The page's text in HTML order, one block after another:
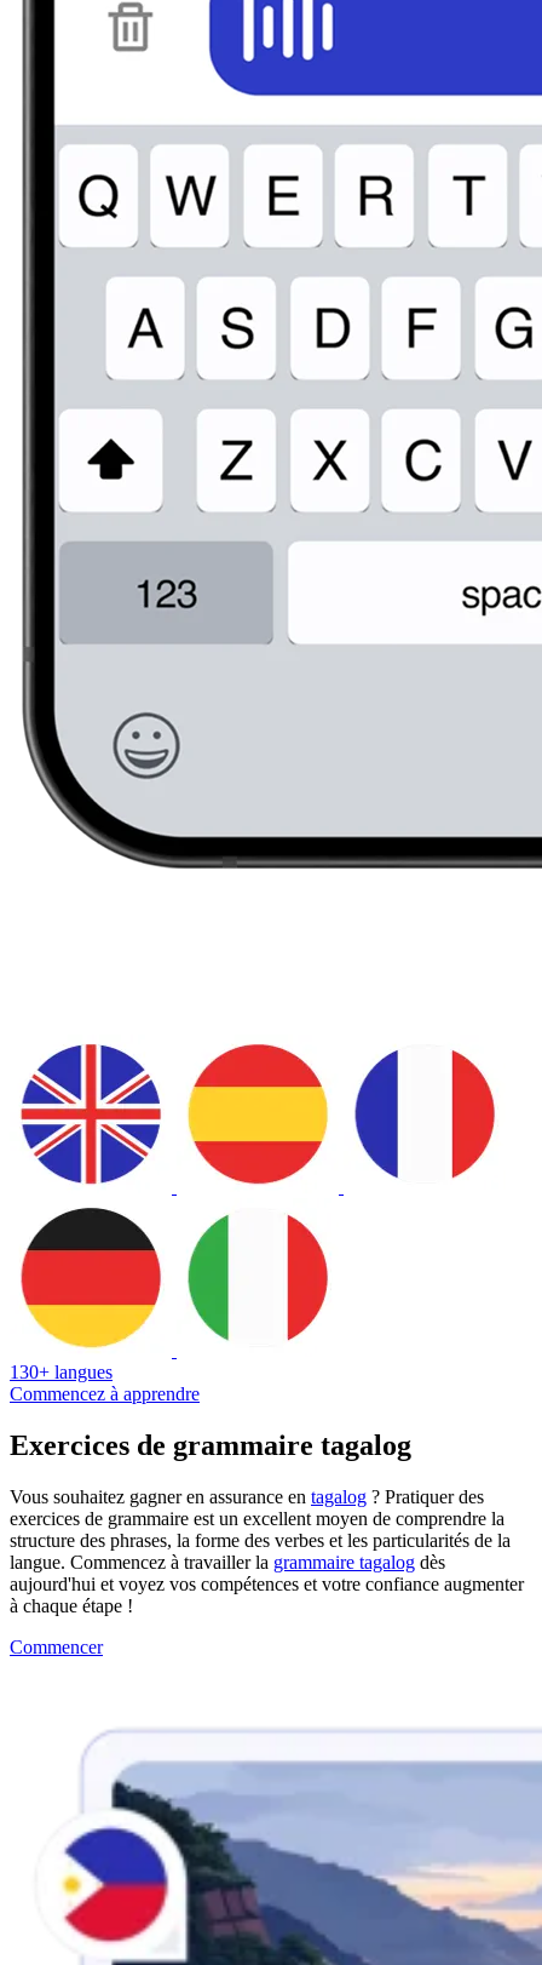
130+ langues
Commencez à apprendre
Exercices de grammaire tagalog
Vous souhaitez gagner en assurance en tagalog ? Pratiquer des
exercices de grammaire est un excellent moyen de comprendre la
structure des phrases, la forme des verbes et les particularités de la
langue. Commencez à travailler la grammaire tagalog dès
aujourd'hui et voyez vos compétences et votre confiance augmenter
à chaque étape !
Commencer